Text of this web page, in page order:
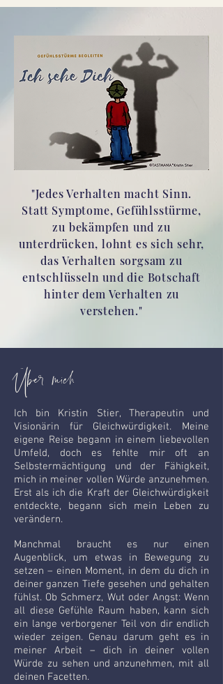
"Jedes Verhalten macht Sinn.
Statt Symptome, Gefühlsstürme,
zu bekämpfen und zu
unterdrücken, lohnt es sich sehr,
das Verhalten sorgsam zu
entschlüsseln und die Botschaft
hinter dem Verhalten zu
verstehen."
Über mich
Ich bin Kristin Stier, Therapeutin und
Visionärin für Gleichwürdigkeit. Meine
eigene Reise begann in einem liebevollen
Umfeld, doch es fehlte mir oft an
Selbstermächtigung und der Fähigkeit,
mich in meiner vollen Würde anzunehmen.
Erst als ich die Kraft der Gleichwürdigkeit
entdeckte, begann sich mein Leben zu
verändern.
Manchmal braucht es nur einen
Augenblick, um etwas in Bewegung zu
setzen – einen Moment, in dem du dich in
deiner ganzen Tiefe gesehen und gehalten
fühlst. Ob Schmerz, Wut oder Angst: Wenn
all diese Gefühle Raum haben, kann sich
ein lange verborgener Teil von dir endlich
wieder zeigen. Genau darum geht es in
meiner Arbeit – dich in deiner vollen
Würde zu sehen und anzunehmen, mit all
deinen Facetten.